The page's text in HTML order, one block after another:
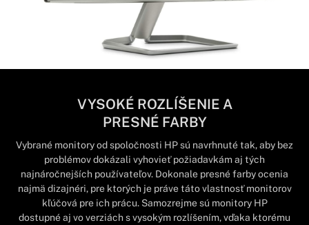
VYSOKÉ ROZLÍŠENIE A
PRESNÉ FARBY
Vybrané monitory od spoločnosti HP sú navrhnuté tak, aby bez
problémov dokázali vyhovieť požiadavkám aj tých
najnáročnejších používateľov. Dokonale presné farby ocenia
najmä dizajnéri, pre ktorých je práve táto vlastnosť monitorov
kľúčová pre ich prácu. Samozrejme sú monitory HP
dostupné aj vo verziách s vysokým rozlíšením, vďaka ktorému